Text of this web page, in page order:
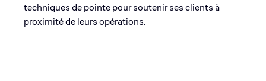
techniques de pointe pour soutenir ses clients à
proximité de leurs opérations.